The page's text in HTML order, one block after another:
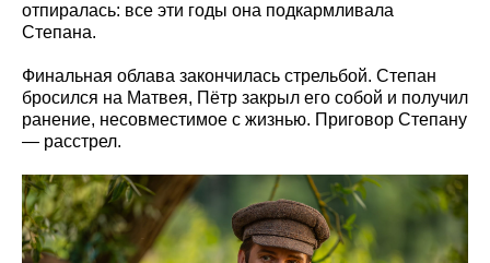
отпиралась: все эти годы она подкармливала
Степана.
Финальная облава закончилась стрельбой. Степан
бросился на Матвея, Пётр закрыл его собой и получил
ранение, несовместимое с жизнью. Приговор Степану
— расстрел.